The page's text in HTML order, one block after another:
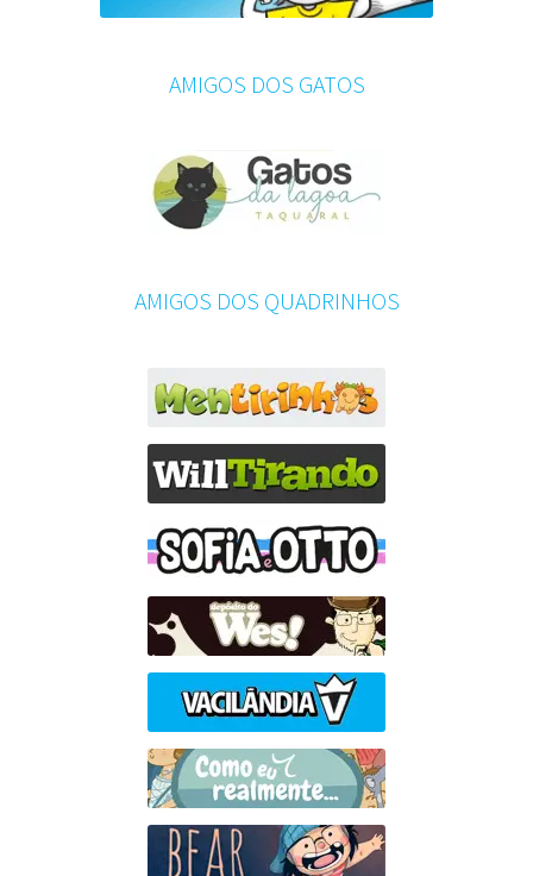
AMIGOS DOS GATOS
AMIGOS DOS QUADRINHOS